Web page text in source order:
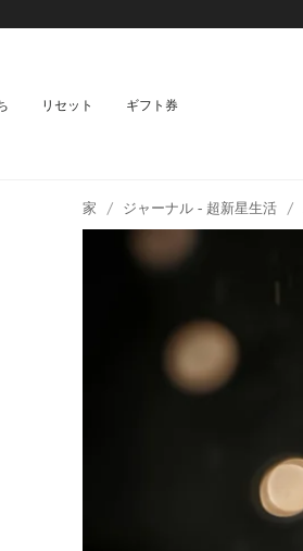
リセット ギフト券
家 / ジャーナル - 超新星生活 /